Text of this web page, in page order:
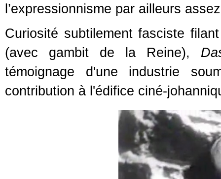
l’expressionnisme par ailleurs
Curiosité subtilement fasciste
(avec gambit de la Reine),
témoignage d'une industrie
contribution à l'édifice ciné-